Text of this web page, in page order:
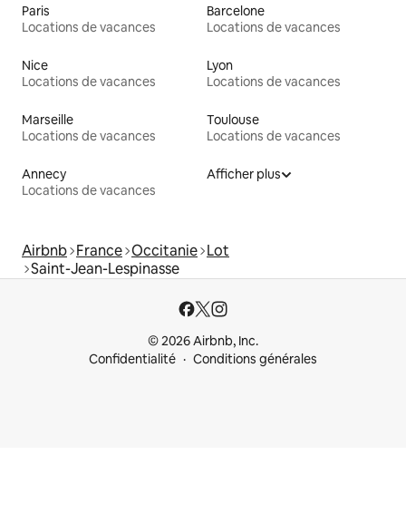
Paris
Locations de vacances
Barcelone
Locations de vacances
Nice
Locations de vacances
Lyon
Locations de vacances
Marseille
Locations de vacances
Toulouse
Locations de vacances
Annecy
Locations de vacances
Afficher plus
Airbnb France Occitanie Lot
Saint-Jean-Lespinasse
© 2026 Airbnb, Inc.
Confidentialité
Conditions générales